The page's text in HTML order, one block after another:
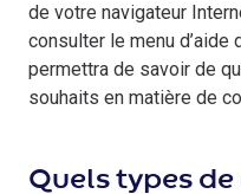
de votre navigateur
consulter le menu d’aide
permettra de savoir de
souhaits en matière de
Quels types